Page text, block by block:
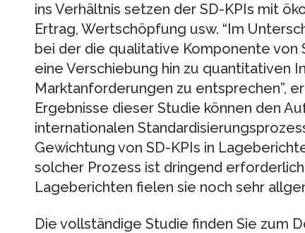
ins Verhältnis setzen der SD-KPIs mit
Ertrag, Wertschöpfung usw. “Im
bei der die qualitative Komponente von
eine Verschiebung hin zu quantitativen
Marktanforderungen zu entsprechen”,
Ergebnisse dieser Studie können den
internationalen
Gewichtung von SD-KPIs in
solcher Prozess ist dringend
Lageberichten fielen sie noch sehr
Die vollständige Studie finden Sie zum